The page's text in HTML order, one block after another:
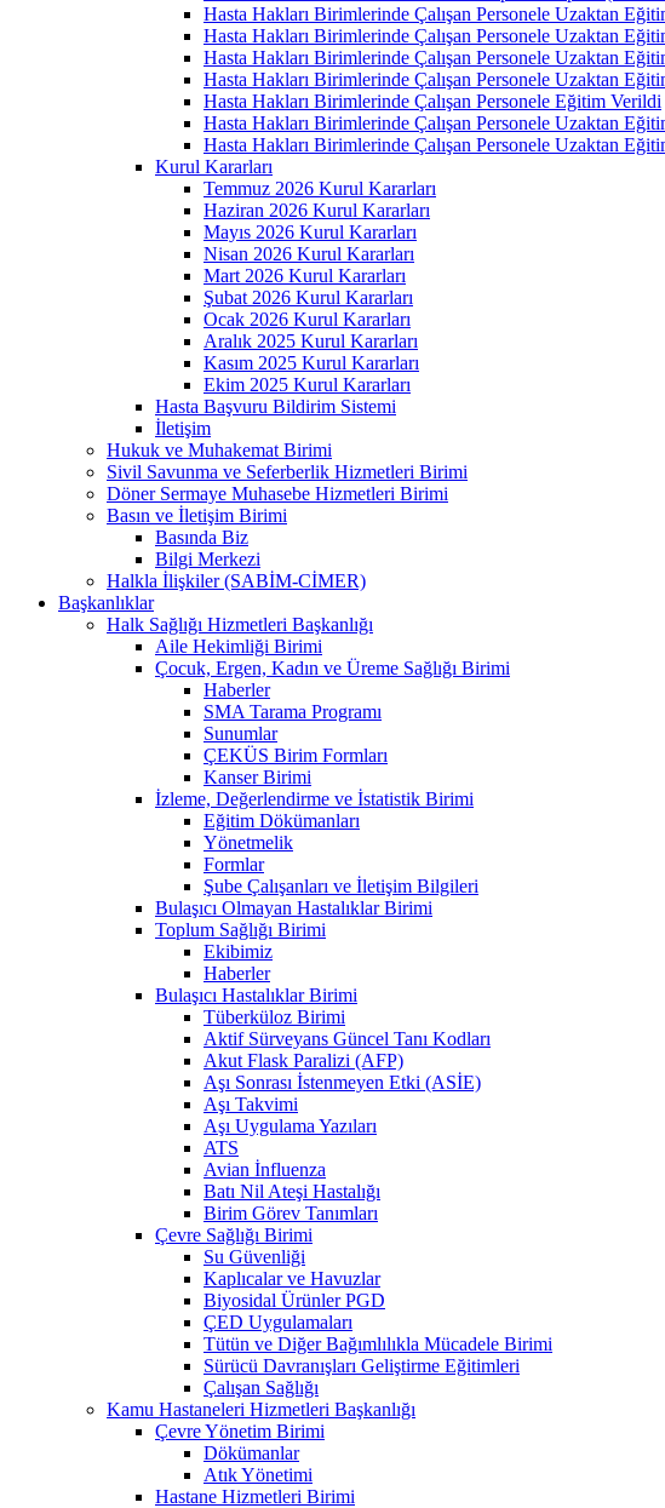
Hasta Hakları Birimlerinde Çalışan Personele Uzaktan
Hasta Hakları Birimlerinde Çalışan Personele Uzaktan
Hasta Hakları Birimlerinde Çalışan Personele Uzaktan
Hasta Hakları Birimlerinde Çalışan Personele Uzaktan
Hasta Hakları Birimlerinde Çalışan Personele Eğitim Verildi
Hasta Hakları Birimlerinde Çalışan Personele Uzaktan
Hasta Hakları Birimlerinde Çalışan Personele Uzaktan
Kurul Kararları
Temmuz 2026 Kurul Kararları
Haziran 2026 Kurul Kararları
Mayıs 2026 Kurul Kararları
Nisan 2026 Kurul Kararları
Mart 2026 Kurul Kararları
Şubat 2026 Kurul Kararları
Ocak 2026 Kurul Kararları
Aralık 2025 Kurul Kararları
Kasım 2025 Kurul Kararları
Ekim 2025 Kurul Kararları
Hasta Başvuru Bildirim Sistemi
İletişim
Hukuk ve Muhakemat Birimi
Sivil Savunma ve Seferberlik Hizmetleri Birimi
Döner Sermaye Muhasebe Hizmetleri Birimi
Basın ve İletişim Birimi
Basında Biz
Bilgi Merkezi
Halkla İlişkiler (SABİM-CİMER)
Başkanlıklar
Halk Sağlığı Hizmetleri Başkanlığı
Aile Hekimliği Birimi
Çocuk, Ergen, Kadın ve Üreme Sağlığı Birimi
Haberler
SMA Tarama Programı
Sunumlar
ÇEKÜS Birim Formları
Kanser Birimi
İzleme, Değerlendirme ve İstatistik Birimi
Eğitim Dökümanları
Yönetmelik
Formlar
Şube Çalışanları ve İletişim Bilgileri
Bulaşıcı Olmayan Hastalıklar Birimi
Toplum Sağlığı Birimi
Ekibimiz
Haberler
Bulaşıcı Hastalıklar Birimi
Tüberküloz Birimi
Aktif Sürveyans Güncel Tanı Kodları
Akut Flask Paralizi (AFP)
Aşı Sonrası İstenmeyen Etki (ASİE)
Aşı Takvimi
Aşı Uygulama Yazıları
ATS
Avian İnfluenza
Batı Nil Ateşi Hastalığı
Birim Görev Tanımları
Çevre Sağlığı Birimi
Su Güvenliği
Kaplıcalar ve Havuzlar
Biyosidal Ürünler PGD
ÇED Uygulamaları
Tütün ve Diğer Bağımlılıkla Mücadele Birimi
Sürücü Davranışları Geliştirme Eğitimleri
Çalışan Sağlığı
Kamu Hastaneleri Hizmetleri Başkanlığı
Çevre Yönetim Birimi
Dökümanlar
Atık Yönetimi
Hastane Hizmetleri Birimi